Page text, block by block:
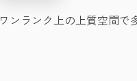
ワンランク上の上質空間